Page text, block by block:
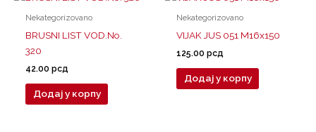
Nekategorizovano
BRUSNI LIST VOD.No.
320
42.00рсд
Додај у корпу
Nekategorizovano
VIJAK JUS 051 M16x150
125.00рсд
Додај у корпу